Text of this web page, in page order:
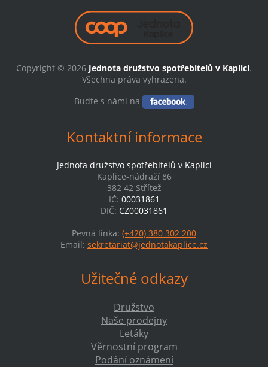
Copyright © 2026 Jednota družstvo spotřebitelů v Kaplici.
Všechna práva vyhrazena.
Buďte s námi na
Kontaktní informace
Jednota družstvo spotřebitelů v Kaplici
Kaplice-nádraží 86
382 42 Střítež
IČ: 00031861
DIČ: CZ00031861
Pevná linka: (+420) 380 302 200
Email: sekretariat@jednotakaplice.cz
Užitečné odkazy
Družstvo
Naše prodejny
Letáky
Věrnostní program
Podání oznámení